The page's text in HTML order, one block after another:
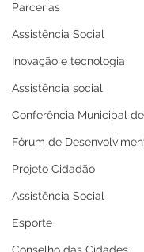
Parcerias
Assistência Social
Inovação e tecnologia
Assistência social
Conferência Municipal
Fórum de
Projeto Cidadão
Assistência Social
Esporte